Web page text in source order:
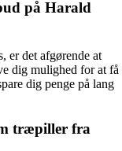
på Harald
er det afgørende at
dig mulighed for at få
dig penge på lang
træpiller fra